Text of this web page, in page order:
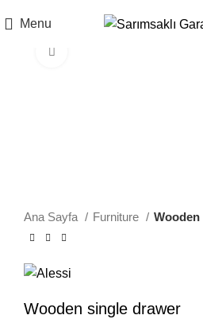
Menu
Ana Sayfa Furniture
Wooden single drawer